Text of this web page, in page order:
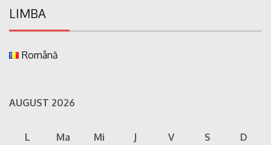
LIMBA
Română
AUGUST 2026
L Ma Mi J V S D